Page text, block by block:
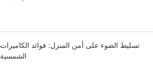
تسليط الضوء على أمن المنزل: فوائد الكاميرات
الشمسية